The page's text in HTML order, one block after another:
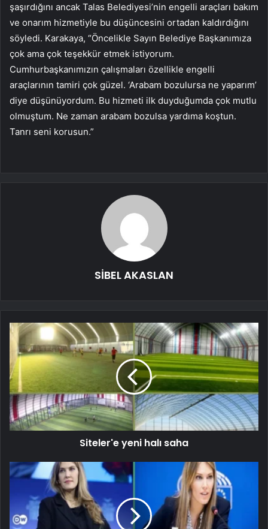
şaşırdığını ancak Talas Belediyesi’nin engelli araçları bakım
ve onarım hizmetiyle bu düşüncesini ortadan kaldırdığını
söyledi. Karakaya, “Öncelikle Sayın Belediye Başkanımıza
çok ama çok teşekkür etmek istiyorum.
Cumhurbaşkanımızın çalışmaları özellikle engelli
araçlarının tamiri çok güzel. ‘Arabam bozulursa ne yaparım’
diye düşünüyordum. Bu hizmeti ilk duyduğumda çok mutlu
olmuştum. Ne zaman arabam bozulsa yardıma koştun.
Tanrı seni korusun.”
SİBEL AKASLAN
Siteler'e yeni halı saha